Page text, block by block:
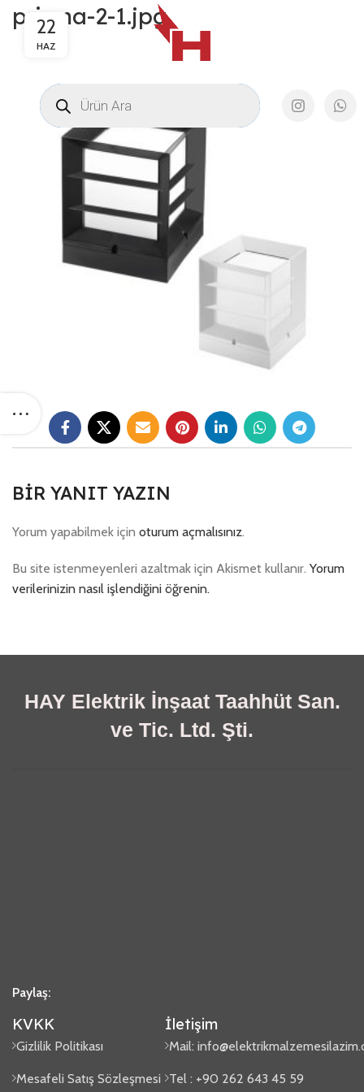
prizma-2-1.jpg
22
HAZ
BIR YANIT YAZIN
Yorum yapabilmek için oturum açmalısınız.
Bu site istenmeyenleri azaltmak için Akismet kullanır. Yorum
verilerinizin nasıl işlendiğini öğrenin.
HAY Elektrik İnşaat Taahhüt San.
ve Tic. Ltd. Şti.
Paylaş:
KVKK
Gizlilik Politikası
Mesafeli Satış Sözleşmesi
İletişim
Mail:
Tel : +90 262 643 45 59